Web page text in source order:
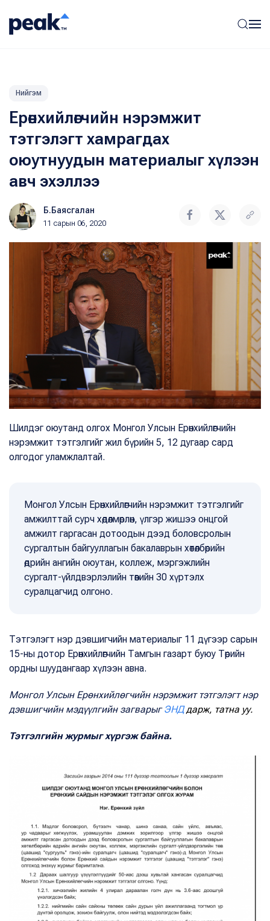
Нийгэм
Ерөнхийлөгчийн нэрэмжит
тэтгэлэгт хамрагдах
оюутнуудын материалыг хүлээн
авч эхэллээ
Б.Баясгалан
11 сарын 06, 2020
Шилдэг оюутанд олгох Монгол Улсын Ерөнхийлөгчийн
нэрэмжит тэтгэлгийг жил бүрийн 5, 12 дугаар сард
олгодог уламжлалтай.
Монгол Улсын Ерөнхийлөгчийн нэрэмжит тэтгэлгийг
амжилттай сурч хөдөлмөрлөн, үлгэр жишээ онцгой
амжилт гаргасан дотоодын дээд боловсролын
сургалтын байгууллагын бакалаврын хөтөлбөрийн
өдрийн ангийн оюутан, коллеж, мэргэжлийн
сургалт-үйлдвэрлэлийн төвийн 30 хүртэлх
суралцагчид олгоно.
Тэтгэлэгт нэр дэвшигчийн материалыг 11 дүгээр сарын
15-ны дотор Ерөнхийлөгчийн Тамгын газарт буюу Төрийн
ордны шуудангаар хүлээн авна.
Монгол Улсын Ерөнхийлөгчийн нэрэмжит тэтгэлэгт нэр
дэвшигчийн мэдүүлгийн загварыгЭНДдарж, татна уу.
Тэтгэлгийн журмыг хүргэж байна.